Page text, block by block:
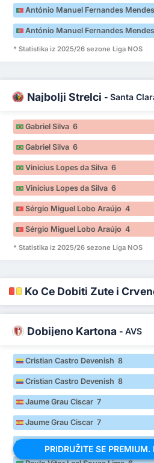
António Manuel Fernandes
António Manuel Fernandes
* Statistika iz 2025/26 sezone Liga NOS
Najbolji Strelci - Santa
Gabriel Silva 6
Gabriel Silva 6
Vinicius Lopes da Silva 6
Vinicius Lopes da Silva 6
Sérgio Miguel Lobo Araújo 4
Sérgio Miguel Lobo Araújo 4
* Statistika iz 2025/26 sezone Liga NOS
Ko Će Dobiti Žute i
Dobijeno Kartona - AVS
Cristian Castro Devenish 8
Cristian Castro Devenish 8
Jaume Grau Ciscar 7
Jaume Grau Ciscar 7
Paulo Vitor Leal Sousa Lima 6
PRIDRUŽITE SE